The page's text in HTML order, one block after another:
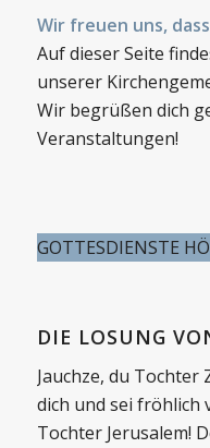
Wir freuen uns,
Auf dieser Seite
unserer
Wir begrüßen dich
Veranstaltungen!
GOTTESDIENSTE
DIE LOSUNG
Jauchze, du Tochter
dich und sei fröhlich
Tochter Jerusalem!